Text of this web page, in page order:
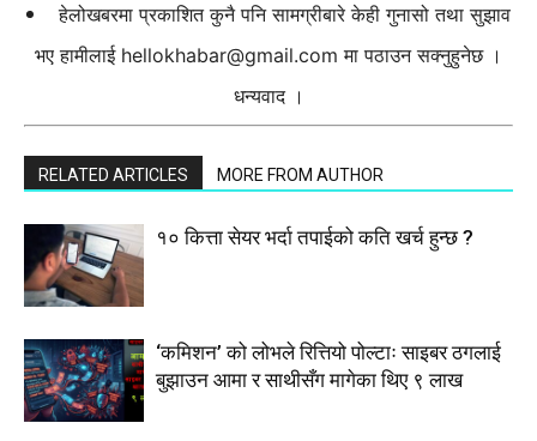
हेलोखबरमा प्रकाशित कुनै पनि सामग्रीबारे केही गुनासो तथा सुझाव
भए हामीलाई hellokhabar@gmail.com मा पठाउन सक्नुहुनेछ ।
धन्यवाद ।
RELATED ARTICLES MORE FROM AUTHOR
१० कित्ता सेयर भर्दा तपाईको कति खर्च हुन्छ ?
‘कमिशन’ को लोभले रित्तियो पोल्टाः साइबर ठगलाई
बुझाउन आमा र साथीसँग मागेका थिए ९ लाख